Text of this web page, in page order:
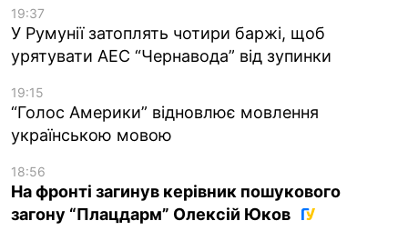
19:37
У Румунії затоплять чотири баржі, щоб
урятувати АЕС “Чернавода” від зупинки
19:15
“Голос Америки” відновлює мовлення
українською мовою
18:56
На фронті загинув керівник пошукового
загону “Плацдарм” Олексій Юков